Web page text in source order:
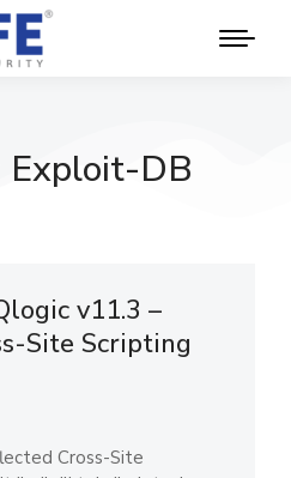
Exploit-DB
v11.3 –
Site Scripting
Cross-Site